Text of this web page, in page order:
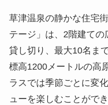
草津温泉の静かな住宅
テージ」は、2階建ての
貸し切り、最大10名ま
標高1200メートルの高
ラスでは季節ごとに変
ューを楽しむことがで